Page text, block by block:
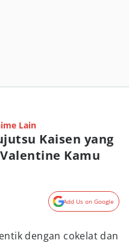
Lain
Kaisen yang
Kamu
Add Us on Google
dengan cokelat dan